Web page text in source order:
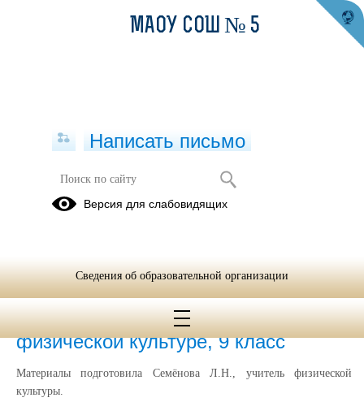
Физическая культура
Подготовка к экзамену по
физической культуре, 9 класс
Материалы подготовила Семёнова Л.Н., учитель физической
культуры.
МАОУ СОШ № 5
Написать письмо
Версия для слабовидящих
Сведения об образовательной организации